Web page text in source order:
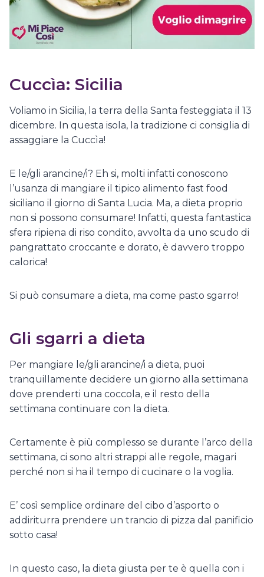
Cuccìa: Sicilia
Voliamo in Sicilia, la terra della Santa festeggiata il 13
dicembre. In questa isola, la tradizione ci consiglia di
assaggiare la Cuccìa!
E le/gli arancine/i? Eh si, molti infatti conoscono
l’usanza di mangiare il tipico alimento fast food
siciliano il giorno di Santa Lucia. Ma, a dieta proprio
non si possono consumare! Infatti, questa fantastica
sfera ripiena di riso condito, avvolta da uno scudo di
pangrattato croccante e dorato, è davvero troppo
calorica!
Si può consumare a dieta, ma come pasto sgarro!
Gli sgarri a dieta
Per mangiare le/gli arancine/i a dieta, puoi
tranquillamente decidere un giorno alla settimana
dove prenderti una coccola, e il resto della
settimana continuare con la dieta.
Certamente è più complesso se durante l’arco della
settimana, ci sono altri strappi alle regole, magari
perché non si ha il tempo di cucinare o la voglia.
E’ così semplice ordinare del cibo d’asporto o
addiriturra prendere un trancio di pizza dal panificio
sotto casa!
In questo caso, la dieta giusta per te è quella con i